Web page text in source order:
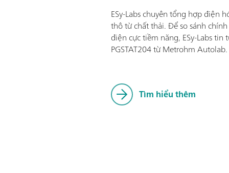
ESy-Labs chuyên tổng hợp điện
thô từ chất thải. Để so sánh
điện cực tiềm năng, ESy-Labs tin
PGSTAT204 từ Metrohm Autolab.
Tìm hiểu thêm